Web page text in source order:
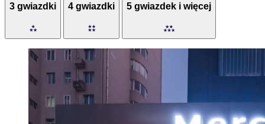
3 gwiazdki 4 gwiazdki 5 gwiazdek i więcej